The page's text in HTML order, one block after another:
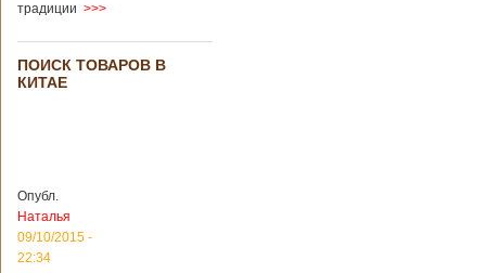
традиции >>>
ПОИСК ТОВАРОВ В
КИТАЕ
Опубл.
Наталья
09/10/2015 -
22:34